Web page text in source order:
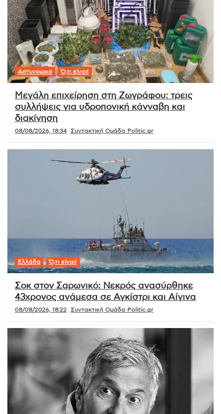
Αστυνομικό Ό,τι είναι!
Μεγάλη επιχείρηση στη Ζωγράφου: τρεις
συλλήψεις για υδροπονική κάνναβη και
διακίνηση
08/08/2026, 18:34 Συντακτική Ομάδα Politic.gr
Ελλάδα Ό,τι είναι!
Σοκ στον Σαρωνικό: Νεκρός ανασύρθηκε
43χρονος ανάμεσα σε Αγκίστρι και Αίγινα
08/08/2026, 18:22 Συντακτική Ομάδα Politic.gr